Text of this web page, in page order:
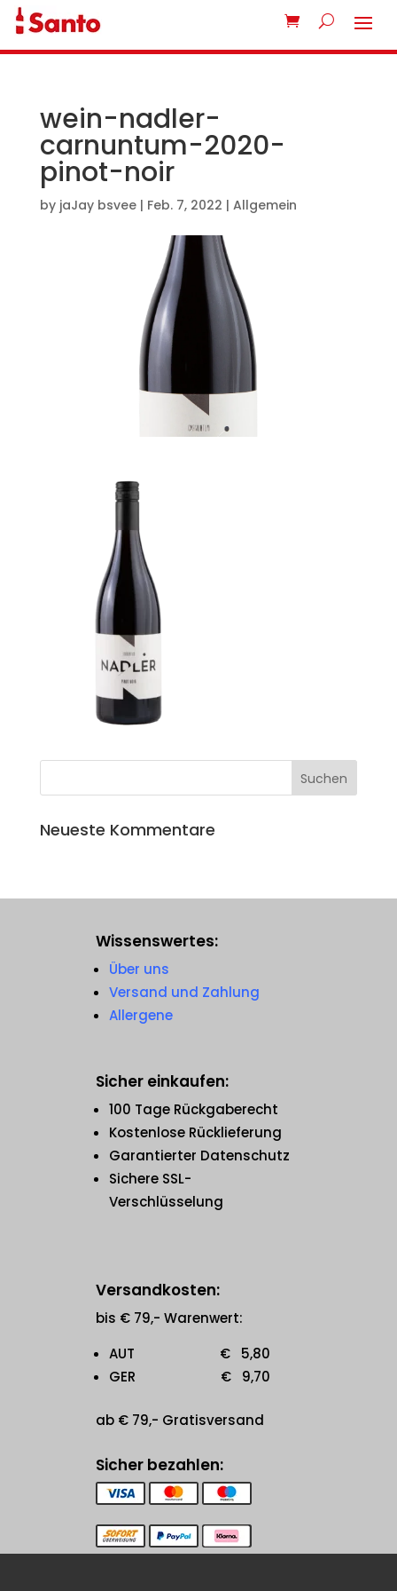
wein-nadler-
carnuntum-2020-
pinot-noir
by jaJay bsvee| Feb. 7, 2022 | Allgemein
Neueste Kommentare
Wissenswertes:
Über uns
Versand und Zahlung
Allergene
Sicher einkaufen:
100 Tage Rückgaberecht
Kostenlose Rücklieferung
Garantierter Datenschutz
Sichere SSL-
Verschlüsselung
Versandkosten:
bis € 79,- Warenwert:
AUT € 5,80
GER € 9,70
ab € 79,- Gratisversand
Sicher bezahlen: